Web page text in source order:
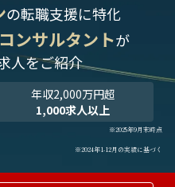
の転職支援に特化
ンサルタントが
人をご紹介
年収2,000万円超
1,000求人以上
※2025年9月末時点
※2024年1-12月の実績に基づく